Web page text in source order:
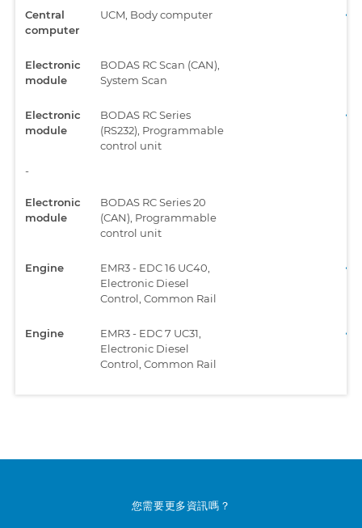
Central
computer
UCM, Body computer
Electronic
module
BODAS RC Scan (CAN),
System Scan
Electronic
module
BODAS RC Series
(RS232), Programmable
control unit
-
Electronic
module
BODAS RC Series 20
(CAN), Programmable
control unit
Engine
EMR3 - EDC 16 UC40,
Electronic Diesel
Control, Common Rail
Engine
EMR3 - EDC 7 UC31,
Electronic Diesel
Control, Common Rail
您需要更多資訊嗎？